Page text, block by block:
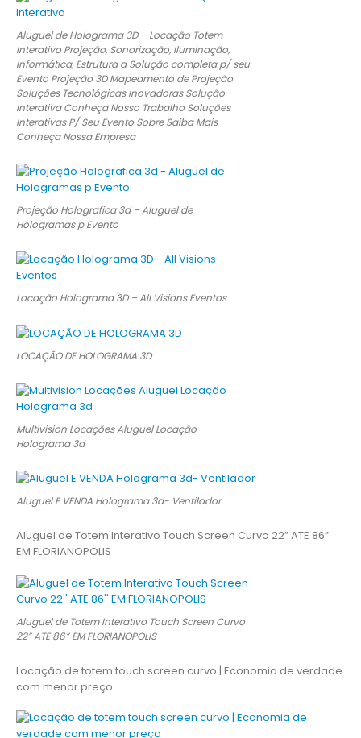
Aluguel de Holograma 3D – Locação Totem
Interativo Projeção, Sonorização, Iluminação,
Informática, Estrutura a Solução completa p/ seu
Evento Projeção 3D Mapeamento de Projeção
Soluções Tecnológicas Inovadoras Solução
Interativa Conheça Nosso Trabalho Soluções
Interativas P/ Seu Evento Sobre Saiba Mais
Conheça Nossa Empresa
Projeção Holografica 3d – Aluguel de
Hologramas p Evento
Locação Holograma 3D – All Visions Eventos
LOCAÇÃO DE HOLOGRAMA 3D
Multivision Locações Aluguel Locação
Holograma 3d
Aluguel E VENDA Holograma 3d- Ventilador
Aluguel de Totem Interativo Touch Screen Curvo 22” ATE 86”
EM FLORIANOPOLIS
Aluguel de Totem Interativo Touch Screen Curvo
22” ATE 86” EM FLORIANOPOLIS
Locação de totem touch screen curvo | Economia de verdade
com menor preço